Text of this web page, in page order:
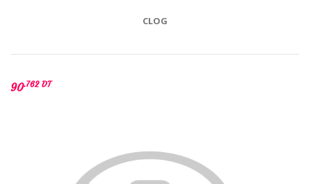
CLOG
90.762 DT